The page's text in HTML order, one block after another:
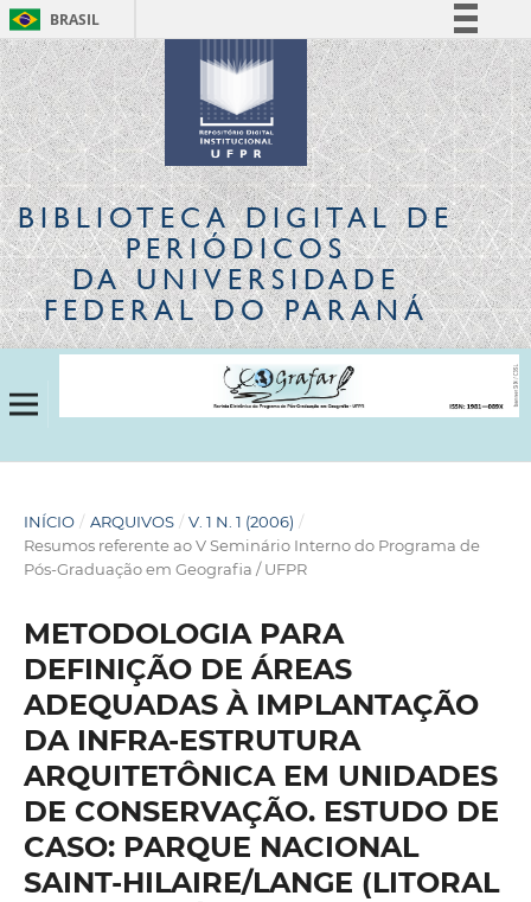
BRASIL
Simplifique!
Comunica BR
Participe
Acesso à informação
Legislação
Canais
BIBLIOTECA DIGITALDE
PERIÓDICOS
DA UNIVERSIDADE
FEDERAL DO PARANÁ
INÍCIO / ARQUIVOS / V. 1 N. 1 (2006) /
Resumos referente ao V Seminário Interno do Programa de
Pós-Graduação em Geografia / UFPR
METODOLOGIA PARA
DEFINIÇÃO DE ÁREAS
ADEQUADAS À IMPLANTAÇÃO
DA INFRA-ESTRUTURA
ARQUITETÔNICA EM UNIDADES
DE CONSERVAÇÃO. ESTUDO DE
CASO: PARQUE NACIONAL
SAINT-HILAIRE/LANGE (LITORAL